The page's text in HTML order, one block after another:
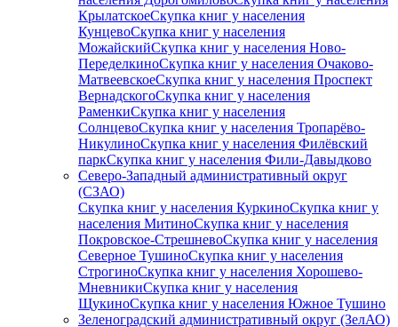
КрылатскоеСкупка книг у населения
КунцевоСкупка книг у населения
МожайскийСкупка книг у населения Ново-
ПеределкиноСкупка книг у населения Очаково-
МатвеевскоеСкупка книг у населения Проспект
ВернадскогоСкупка книг у населения
РаменкиСкупка книг у населения
СолнцевоСкупка книг у населения Тропарёво-
НикулиноСкупка книг у населения Филёвский
паркСкупка книг у населения Фили-Давыдково
Северо-Западный административный округ
(СЗАО)
Скупка книг у населения КуркиноСкупка книг у
населения МитиноСкупка книг у населения
Покровское-СтрешневоСкупка книг у населения
Северное ТушиноСкупка книг у населения
СтрогиноСкупка книг у населения Хорошево-
МневникиСкупка книг у населения
ЩукиноСкупка книг у населения Южное Тушино
Зеленоградский административный округ (ЗелАО)